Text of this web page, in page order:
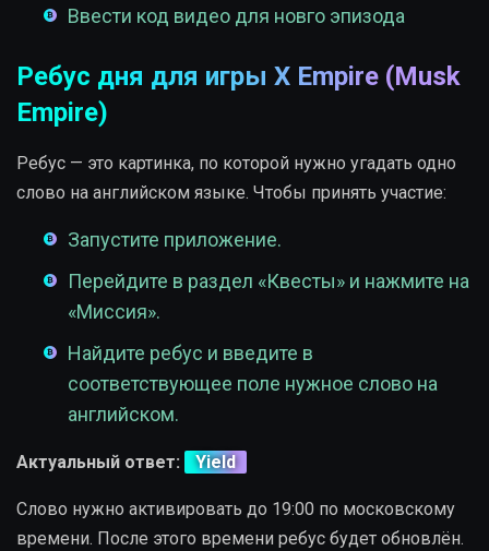
Ввести код видео для новго эпизода
Ребус дня для игры X Empire (Musk
Empire)
Ребус — это картинка, по которой нужно угадать одно
слово на английском языке. Чтобы принять участие:
Запустите приложение.
Перейдите в раздел «Квесты» и нажмите на
«Миссия».
Найдите ребус и введите в
соответствующее поле нужное слово на
английском.
Актуальный ответ: Yield
Слово нужно активировать до 19:00 по московскому
времени. После этого времени ребус будет обновлён.